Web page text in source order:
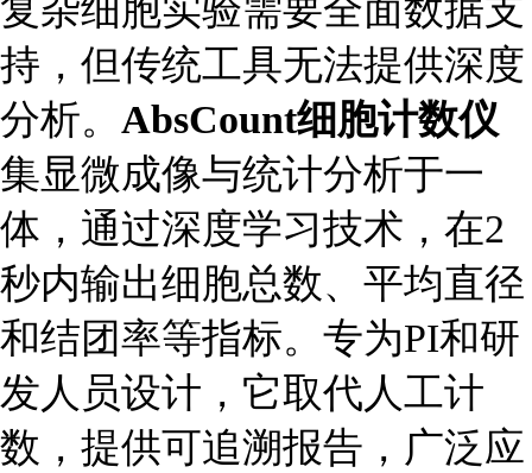
复杂细胞实验需要全面数据支
持，但传统工具无法提供深度
分析。 AbsCount细胞计数仪
集显微成像与统计分析于一
体，通过深度学习技术，在2
秒内输出细胞总数、平均直径
和结团率等指标。专为PI和研
发人员设计，它取代人工计
数，提供可追溯报告，广泛应